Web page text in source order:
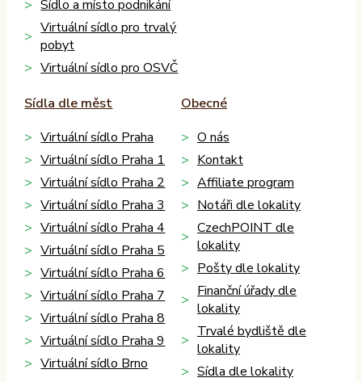
Sídlo a místo podnikání
Virtuální sídlo pro trvalý
pobyt
Virtuální sídlo pro OSVČ
Sídla dle měst
Virtuální sídlo Praha
Virtuální sídlo Praha 1
Virtuální sídlo Praha 2
Virtuální sídlo Praha 3
Virtuální sídlo Praha 4
Virtuální sídlo Praha 5
Virtuální sídlo Praha 6
Virtuální sídlo Praha 7
Virtuální sídlo Praha 8
Virtuální sídlo Praha 9
Virtuální sídlo Brno
Obecné
O nás
Kontakt
Affiliate program
Notáři dle lokality
CzechPOINT dle
lokality
Pošty dle lokality
Finanční úřady dle
lokality
Trvalé bydliště dle
lokality
Sídla dle lokality